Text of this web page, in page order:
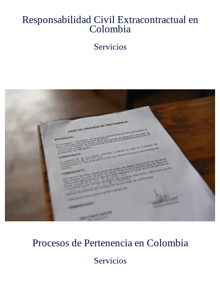
Responsabilidad Civil Extracontractual en
Colombia
Servicios
Procesos de Pertenencia en Colombia
Servicios